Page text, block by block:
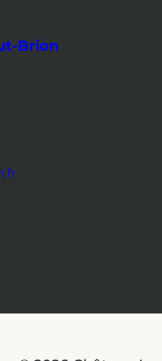
Brion